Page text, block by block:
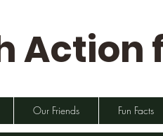
Action
Our Friends Fun Facts